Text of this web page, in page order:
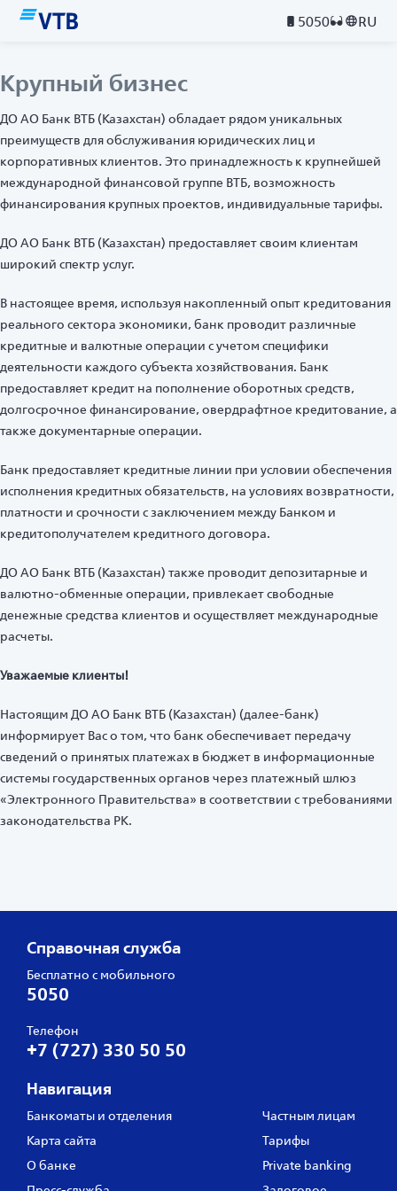
5050 RU
Крупный бизнес
ДО АО Банк ВТБ (Казахстан) обладает рядом уникальных
преимуществ для обслуживания юридических лиц и
корпоративных клиентов. Это принадлежность к крупнейшей
международной финансовой группе ВТБ, возможность
финансирования крупных проектов, индивидуальные тарифы.
ДО АО Банк ВТБ (Казахстан) предоставляет своим клиентам
широкий спектр услуг.
В настоящее время, используя накопленный опыт кредитования
реального сектора экономики, банк проводит различные
кредитные и валютные операции с учетом специфики
деятельности каждого субъекта хозяйствования. Банк
предоставляет кредит на пополнение оборотных средств,
долгосрочное финансирование, овердрафтное кредитование, а
также документарные операции.
Банк предоставляет кредитные линии при условии обеспечения
исполнения кредитных обязательств, на условиях возвратности,
платности и срочности с заключением между Банком и
кредитополучателем кредитного договора.
ДО АО Банк ВТБ (Казахстан) также проводит депозитарные и
валютно-обменные операции, привлекает свободные
денежные средства клиентов и осуществляет международные
расчеты.
Уважаемые клиенты!
Настоящим ДО АО Банк ВТБ (Казахстан) (далее-банк)
информирует Вас о том, что банк обеспечивает передачу
сведений о принятых платежах в бюджет в информационные
системы государственных органов через платежный шлюз
«Электронного Правительства» в соответствии с требованиями
законодательства РК.
Справочная служба
Бесплатно с мобильного
5050
Телефон
+7 (727) 330 50 50
Навигация
Банкоматы и отделения
Карта сайта
О банке
Частным лицам
Тарифы
Private banking